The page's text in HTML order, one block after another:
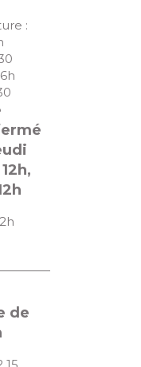
:
de
15